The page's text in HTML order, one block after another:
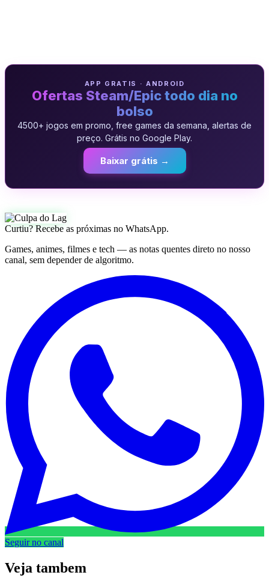
APP GRATIS · ANDROID
Ofertas Steam/Epic todo dia no
bolso
4500+ jogos em promo, free games da semana, alertas de
preço. Grátis no Google Play.
Baixar grátis →
Curtiu? Recebe as próximas no WhatsApp.
Games, animes, filmes e tech — as notas quentes direto no nosso
canal, sem depender de algoritmo.
Seguir no canal
Veja tambem